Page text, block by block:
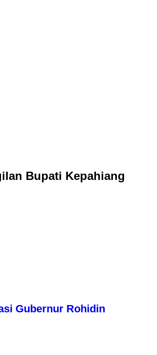
Bupati Kepahiang
Gubernur Rohidin